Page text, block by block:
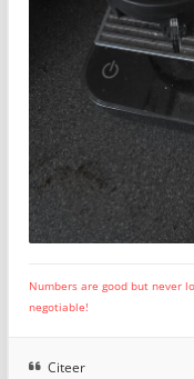
Numbers are good but never
negotiable!
Citeer